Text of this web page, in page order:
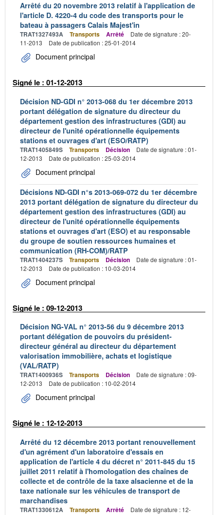
Arrêté du 20 novembre 2013 relatif à l'application de
l'article D. 4220-4 du code des transports pour le
bateau à passagers Calais Majest'in
TRAT1327493A Transports Arrêté
Date de signature : 20-
11-2013
Date de publication : 25-01-2014
Document principal
Signé le : 01-12-2013
Décision ND-GDI n° 2013-068 du 1er décembre 2013
portant délégation de signature du directeur du
département gestion des infrastructures (GDI) au
directeur de l'unité opérationnelle équipements
stations et ouvrages d'art (ESO/RATP)
TRAT1405849S Transports Décision
Date de signature : 01-
12-2013
Date de publication : 25-03-2014
Document principal
Décisions ND-GDI n°s 2013-069-072 du 1er décembre
2013 portant délégation de signature du directeur du
département gestion des infrastructures (GDI) au
directeur de l'unité opérationnelle équipements
stations et ouvrages d'art (ESO) et au responsable
du groupe de soutien ressources humaines et
communication (RH-COM)/RATP
TRAT1404237S Transports Décision
Date de signature : 01-
12-2013
Date de publication : 10-03-2014
Document principal
Signé le : 09-12-2013
Décision NG-VAL n° 2013-56 du 9 décembre 2013
portant délégation de pouvoirs du président-
directeur général au directeur du département
valorisation immobilière, achats et logistique
(VAL/RATP)
TRAT1400936S Transports Décision
Date de signature : 09-
12-2013
Date de publication : 10-02-2014
Document principal
Signé le : 12-12-2013
Arrêté du 12 décembre 2013 portant renouvellement
d'un agrément d'un laboratoire d'essais en
application de l'article 4 du décret n° 2011-845 du 15
juillet 2011 relatif à l'homologation des chaînes de
collecte et de contrôle de la taxe alsacienne et de la
taxe nationale sur les véhicules de transport de
marchandises
TRAT1330612A Transports Arrêté
Date de signature : 12-